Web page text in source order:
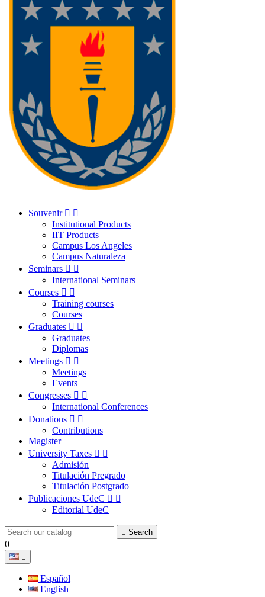
Souvenir  
Institutional Products
IIT Products
Campus Los Angeles
Campus Naturaleza
Seminars  
International Seminars
Courses  
Training courses
Courses
Graduates  
Graduates
Diplomas
Meetings  
Meetings
Events
Congresses  
International Conferences
Donations  
Contributions
Magister
University Taxes  
Admisión
Titulación Pregrado
Titulación Postgrado
Publicaciones UdeC  
Editorial UdeC
 Search
0

Español
English